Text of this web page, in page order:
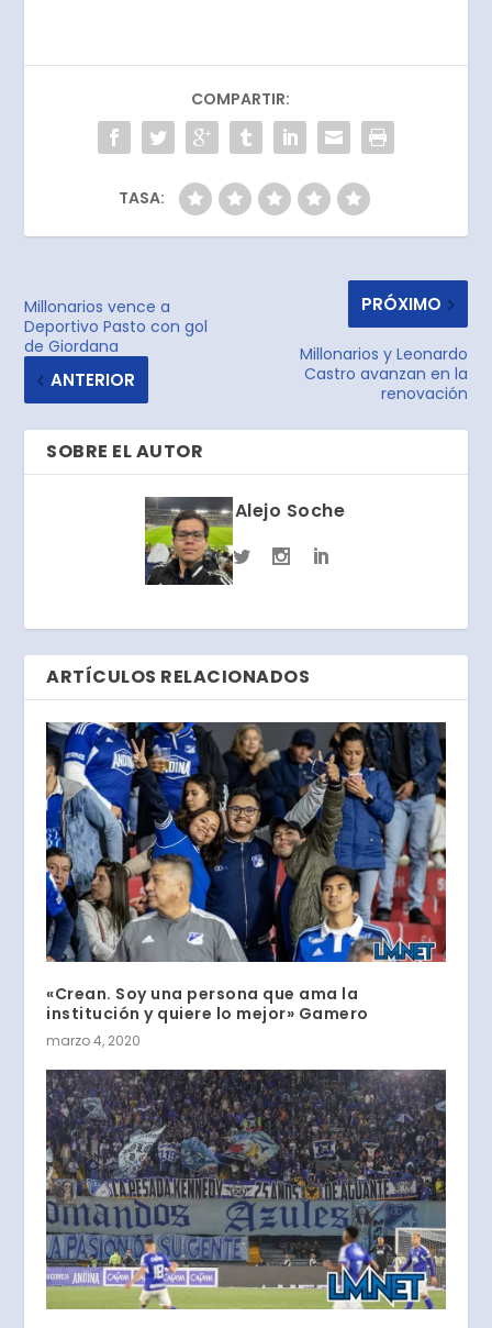
COMPARTIR:
TASA:
Millonarios vence a
Deportivo Pasto con gol
de Giordana
ANTERIOR
PRÓXIMO
Millonarios y Leonardo
Castro avanzan en la
renovación
SOBRE EL AUTOR
Alejo Soche
ARTÍCULOS RELACIONADOS
«Crean. Soy una persona que ama la
institución y quiere lo mejor» Gamero
marzo 4, 2020